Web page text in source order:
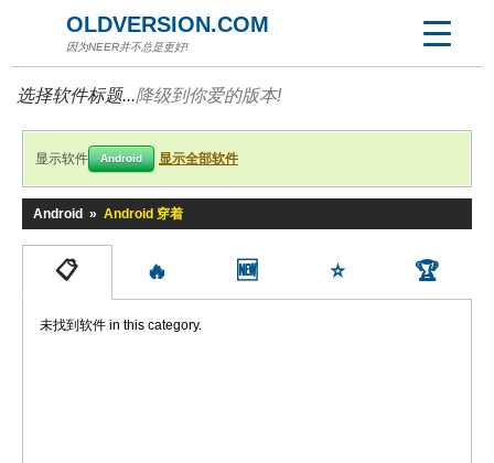
OLDVERSION.COM
因为NEER并不总是更好!
选择软件标题...降级到你爱的版本!
显示软件 Android 显示全部软件
Android » Android 穿着
📋 🔥 🆕 ⭐ 🏆
未找到软件 in this category.